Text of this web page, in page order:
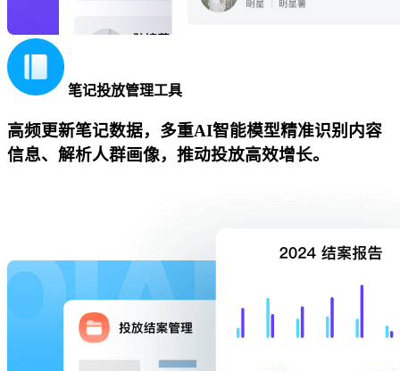
笔记投放管理工具
高频更新笔记数据，多重AI智能模型精准识别内容
信息、解析人群画像，推动投放高效增长。